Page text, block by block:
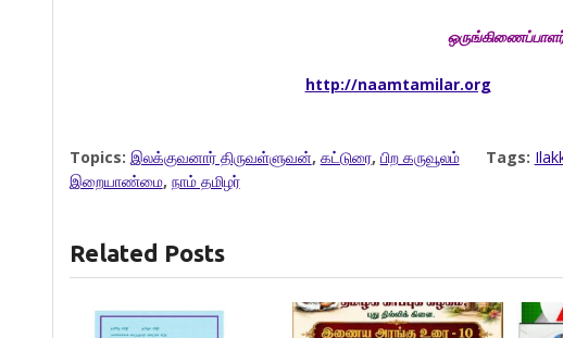
http://naamtamilar.org
Topics: இலக்குவனார் திருவள்ளுவன், கட்டுரை, பிற கருவூலம் Tags:
இறையாண்மை, நாம் தமிழர்
Related Posts